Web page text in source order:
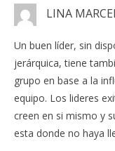
LINA
Un buen líder, sin
jerárquica, tiene
grupo en base a la
equipo. Los lideres
creen en si mismo y
esta donde no haya